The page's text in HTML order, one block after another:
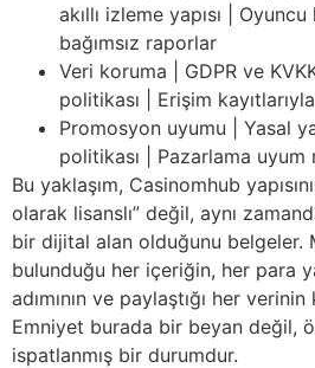
akıllı izleme yapısı |
bağımsız raporlar
Veri koruma | GDPR ve
politikası | Erişim
Promosyon uyumu | Yasal
politikası | Pazarlama uyum
Bu yaklaşım, Casinomhub
olarak lisanslı” değil, aynı
bir dijital alan olduğunu belgeler.
bulunduğu her içeriğin, her para
adımının ve paylaştığı her
Emniyet burada bir beyan değil,
ispatlanmış bir durumdur.